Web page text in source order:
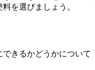
を選びましょう。
きるかどうかについて